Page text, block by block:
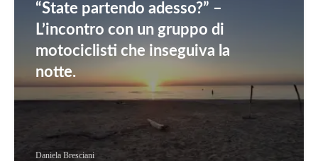
“State partendo adesso?” –
L’incontro con un gruppo di
motociclisti che inseguiva la
notte.
Daniela Bresciani